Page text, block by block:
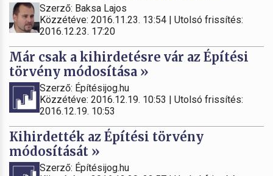
Szerző: Baksa Lajos
Közzétéve: 2016.11.23. 13:54 | Utolsó frissítés:
2016.12.23. 17:20
Már csak a kihirdetésre vár az Építési
törvény módosítása »
Szerző: Építésijog.hu
Közzétéve: 2016.12.19. 10:53 | Utolsó frissítés:
2016.12.19. 10:53
Kihirdették az Építési törvény
módosítását »
Szerző: Építésijog.hu